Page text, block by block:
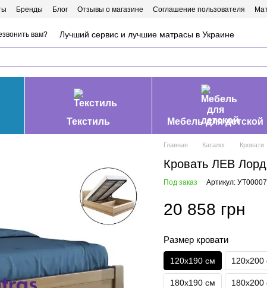
Бренды Блог Отзывы о магазине Соглашение пользователя
вам? Лучший сервис и лучшие матрасы в Украине
Текстиль Мебель для детской
Главная Каталог Кровати
Кровать ЛЕВ
Под заказ Артикул:
20 858 грн
Размер кровати
120х190 см 120х200
180х190 см 180х200